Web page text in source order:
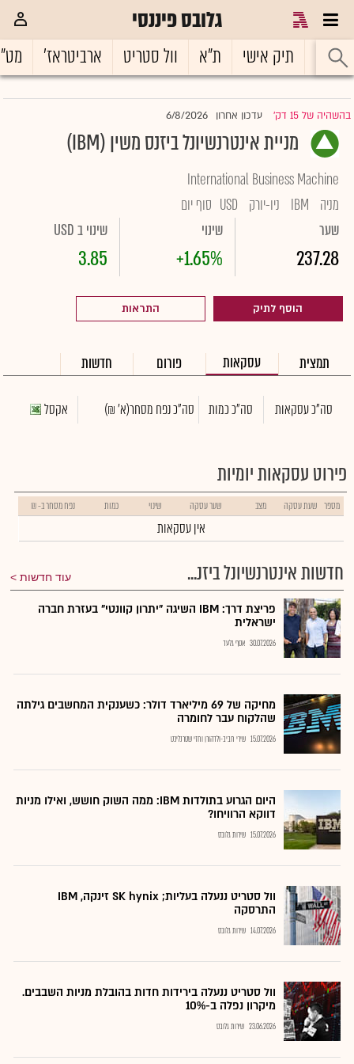
גלובס פיננסי
ראשי תיק אישי ת"א וול סטריט ארביטראז'
בהשהיה של 15 דק' |עדכון אחרון 6/8/2026
מניית אינטרנשיונל ביזנס משין (IBM)
International Business Machine
מניה
IBM ניו-יורק USD סוף יום
שער
237.28
שינוי
+1.65%
שינוי ב USD
3.85
הוסף לתיק התראות
תמצית עסקאות פורום חדשות
סה"כ עסקאות סה"כ כמות סה"כ נפח מסחר(א' ₪) אקסל
פירוט עסקאות יומיות
מספר שעת עסקה מצב שער עסקה שינוי כמות נפח מסחר ב- ₪
אין עסקאות
חדשות אינטרנשיונל ביזנ... עוד חדשות
פריצת דרך: IBM השיגה "יתרון קוונטי" בעזרת חברה
ישראלית
30.07.2026 אסף גלעד
מחיקה של 69 מיליארד דולר: כשענקית המחשבים גילתה
שהלקוח עבר לחומרה
15.07.2026 שירי חביב-ולדהורן וחזי שטרנליכט
היום הגרוע בתולדות IBM: ממה השוק חושש, ואילו מניות
דווקא הרוויחו?
15.07.2026 שירות גלובס
וול סטריט ננעלה בעליות; SK hynix זינקה, IBM
התרסקה
14.07.2026 שירות גלובס
וול סטריט ננעלה בירידות חדות בהובלת מניות השבבים.
מיקרון נפלה ב-10%
23.06.2026 שירות גלובס